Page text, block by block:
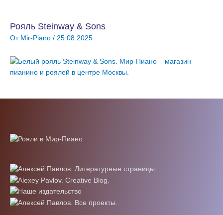
Рояль Steinway & Sons
От Mir-Piano / 25.08.2025